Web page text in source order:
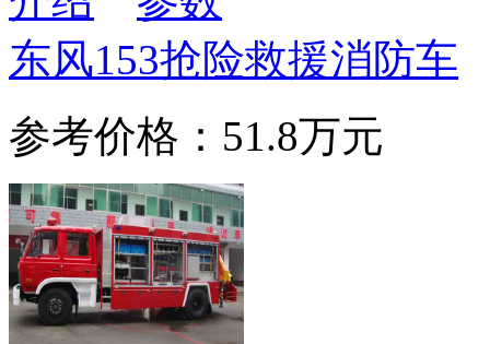
东风153抢险救援消防车
参考价格：51.8万元